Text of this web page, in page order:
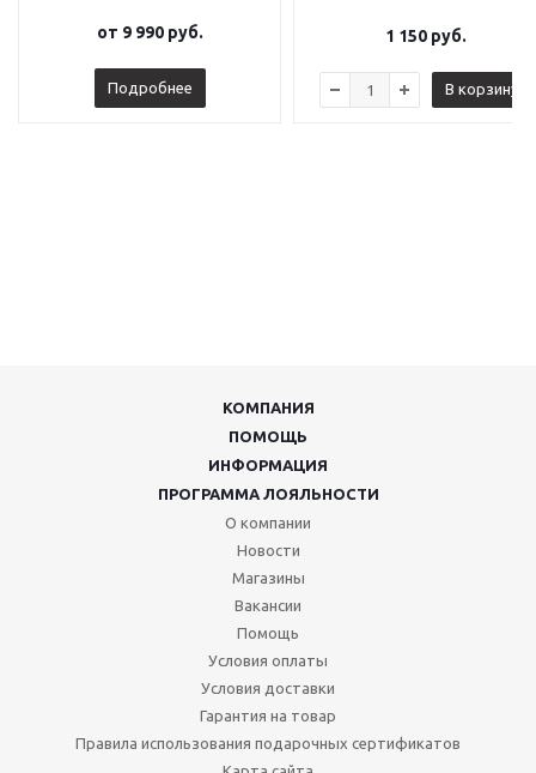
от 9 990 руб.
Подробнее
1 150руб.
В корзину
КОМПАНИЯ
ПОМОЩЬ
ИНФОРМАЦИЯ
ПРОГРАММА ЛОЯЛЬНОСТИ
О компании
Новости
Магазины
Вакансии
Помощь
Условия оплаты
Условия доставки
Гарантия на товар
Правила использования подарочных сертификатов